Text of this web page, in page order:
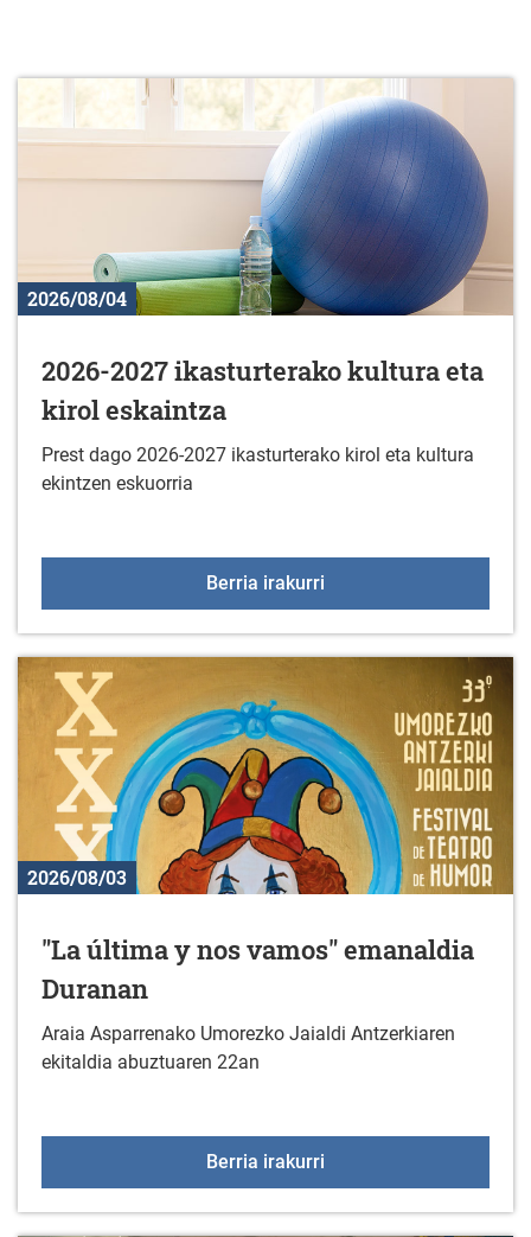
2026/08/04
2026-2027 ikasturterako kultura eta
kirol eskaintza
Prest dago 2026-2027 ikasturterako kirol eta kultura
ekintzen eskuorria
Berria irakurri
2026/08/03
"La última y nos vamos" emanaldia
Duranan
Araia Asparrenako Umorezko Jaialdi Antzerkiaren
ekitaldia abuztuaren 22an
Berria irakurri